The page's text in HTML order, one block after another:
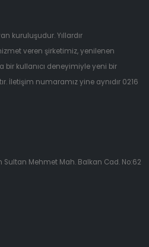
kuruluşudur. Yıllardır
veren şirketimiz, yenilenen
bir kullanıcı deneyimiyle yeni bir
İletişim numaramız yine aynıdır 0216
Sultan Mehmet Mah. Balkan Cad. No:62